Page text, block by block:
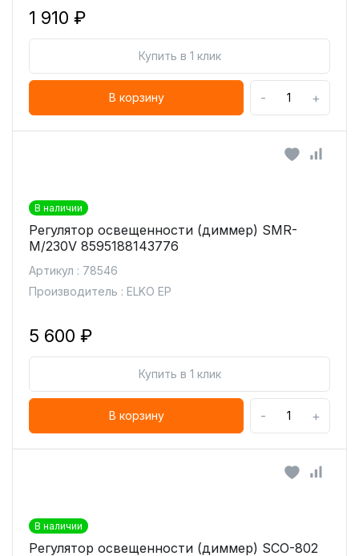
1 910 ₽
Купить в 1 клик
В корзину - +
В наличии
Регулятор освещенности (диммер) SMR-
M/230V 8595188143776
Артикул : 78546
Производитель : ELKO EP
5 600 ₽
Купить в 1 клик
В корзину - +
В наличии
Регулятор освещенности (диммер) SCO-802